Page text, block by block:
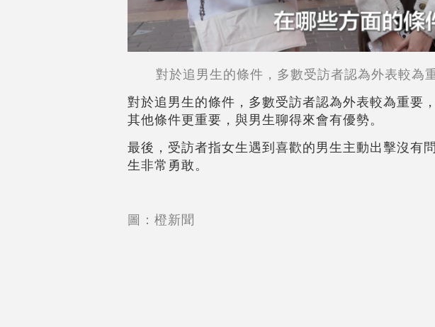
對於追男生的條件，多數受訪者認為外表較為
對於追男生的條件，多數受訪者認為外表較為重要
其他條件更重要，與男生聊得來會有優勢。
最後，受訪者指女生遇到喜歡的男生主動出擊沒有
生非常勇敢。
圖：橙新聞